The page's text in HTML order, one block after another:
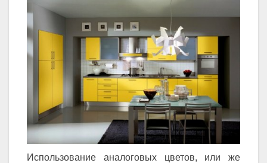
Использование аналоговых цветов, или же